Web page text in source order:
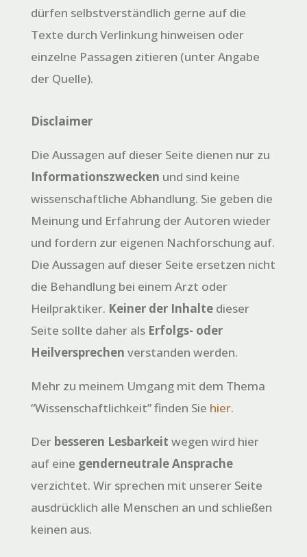
dürfen selbstverständlich gerne auf die
Texte durch Verlinkung hinweisen oder
einzelne Passagen zitieren (unter Angabe
der Quelle).
Disclaimer
Die Aussagen auf dieser Seite dienen nur zu
Informationszwecken und sind keine
wissenschaftliche Abhandlung. Sie geben die
Meinung und Erfahrung der Autoren wieder
und fordern zur eigenen Nachforschung auf.
Die Aussagen auf dieser Seite ersetzen nicht
die Behandlung bei einem Arzt oder
Heilpraktiker. Keiner der Inhaltedieser
Seite sollte daher als Erfolgs- oder
Heilversprechen verstanden werden.
Mehr zu meinem Umgang mit dem Thema
“Wissenschaftlichkeit” finden Sie hier.
Der besseren Lesbarkeit wegen wird hier
auf eine genderneutrale Ansprache
verzichtet. Wir sprechen mit unserer Seite
ausdrücklich alle Menschen an und schließen
keinen aus.